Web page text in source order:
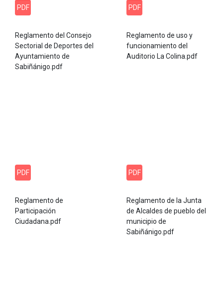
PDF
Reglamento del Consejo
Sectorial de Deportes del
Ayuntamiento de
Sabiñánigo.pdf
PDF
Reglamento de uso y
funcionamiento del
Auditorio La Colina.pdf
PDF
Reglamento de
Participación
Ciudadana.pdf
PDF
Reglamento de la Junta
de Alcaldes de pueblo del
municipio de
Sabiñánigo.pdf